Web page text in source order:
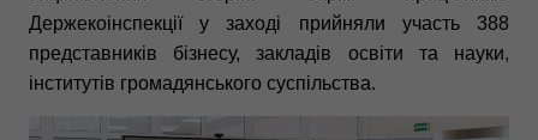
Держекоінспекції у заході прийняли участь 388
представників бізнесу, закладів освіти та науки,
інститутів громадянського суспільства.